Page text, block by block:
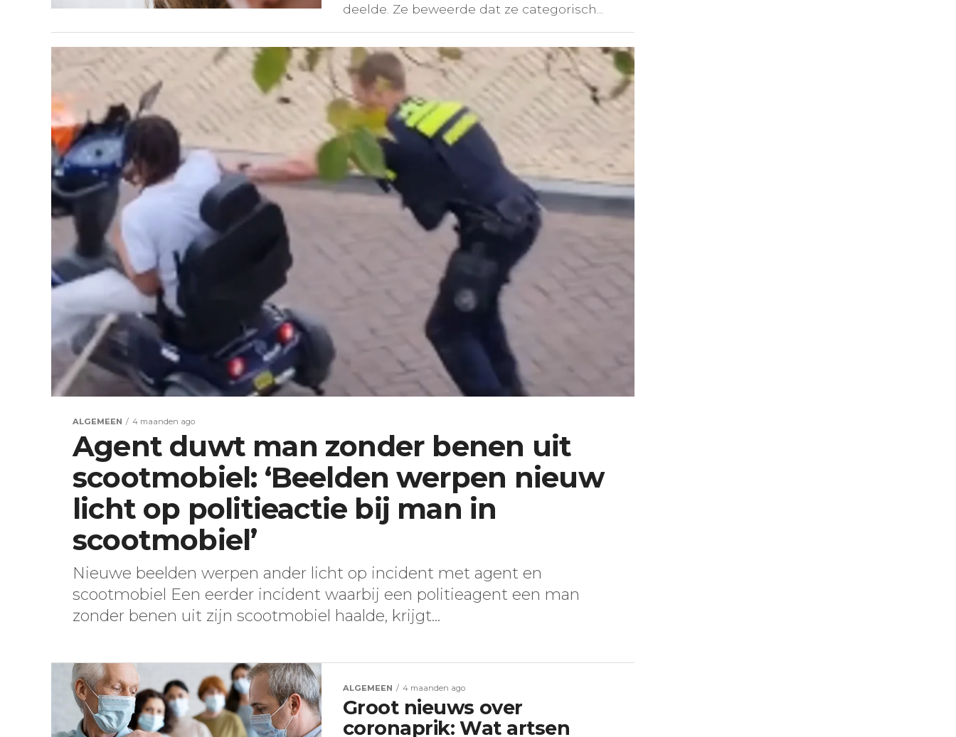
deelde. Ze beweerde dat ze categorisch...
ALGEMEEN 4 maanden ago
Agent duwt man zonder benen uit
scootmobiel: ‘Beelden werpen nieuw
licht op politieactie bij man in
scootmobiel’
Nieuwe beelden werpen ander licht op incident met agent en
scootmobiel Een eerder incident waarbij een politieagent een man
zonder benen uit zijn scootmobiel haalde, krijgt...
ALGEMEEN 4 maanden ago
Groot nieuws over
coronaprik: Wat artsen